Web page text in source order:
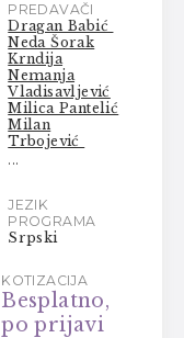
PREDAVAČI
Dragan Babić
Neda Šorak
Krndija
Nemanja
Vladisavljević
Milica Pantelić
Milan
Trbojević
...
JEZIK
PROGRAMA
Srpski
KOTIZACIJA
Besplatno,
po prijavi